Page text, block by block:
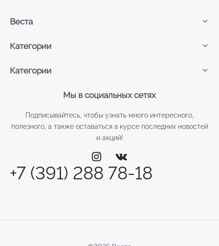
Мы в социальных сетях
Подписывайтесь, чтобы узнать много интересного,
полезного, а также оставаться в курсе последних новостей
и акций!
+7 (391) 288 78-18
Категории
Категории
Веста